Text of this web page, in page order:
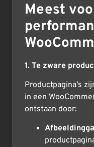
Meest
1. Te zware
Productpagina’s
in een
ontstaan door: